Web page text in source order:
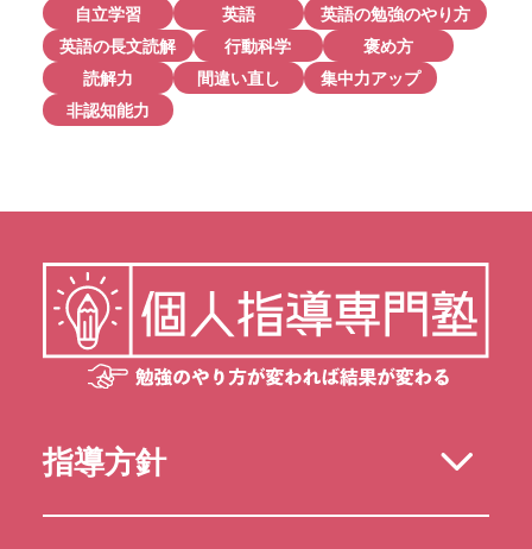
自立学習
英語
英語の勉強のやり方
英語の長文読解
行動科学
褒め方
読解力
間違い直し
集中力アップ
非認知能力
指導方針